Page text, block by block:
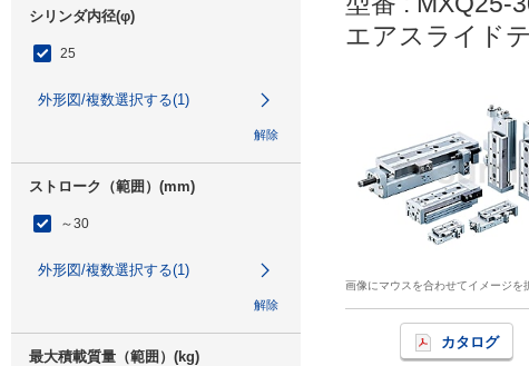
シリンダ内径(φ)
25
外形図/複数選択する(1)
解除
ストローク（範囲）(mm)
～30
外形図/複数選択する(1)
解除
最大積載質量（範囲）(kg)
エアスライド
画像にマウスを合わせてイメージを
カタログ